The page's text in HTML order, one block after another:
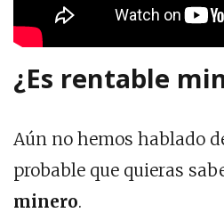
¿Es rentable
Aún no hemos hablado
probable que quieras
minero.